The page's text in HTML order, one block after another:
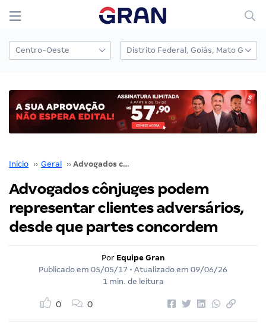
Início ›› Geral ›› Advogados cônjuges podem representar clientes adversários, desde que partes concordem
Advogados cônjuges podem
representar clientes adversários,
desde que partes concordem
Por Equipe Gran
Publicado em 05/05/17 • Atualizado em 09/06/26
1 min. de leitura
0 0